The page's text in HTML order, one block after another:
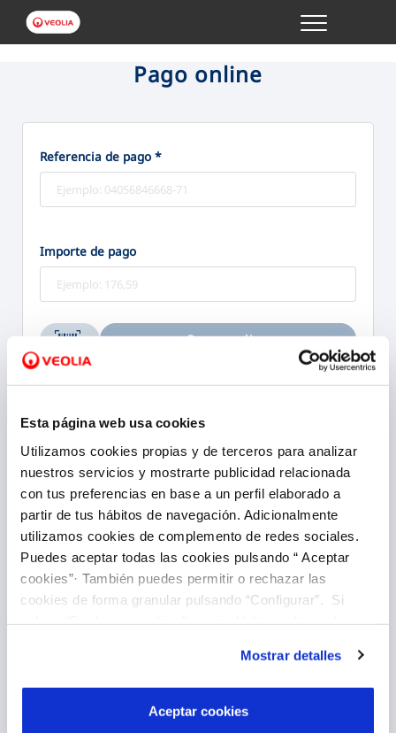
Esta página web usa cookies
Utilizamos cookies propias y de terceros para analizar
nuestros servicios y mostrarte publicidad relacionada
con tus preferencias en base a un perfil elaborado a
partir de tus hábitos de navegación. Adicionalmente
utilizamos cookies de complemento de redes sociales.
Puedes aceptar todas las cookies pulsando “ Aceptar
cookies”· También puedes permitir o rechazar las
cookies de forma granular pulsando “Configurar”. Si
son indispensables para que el sitio web funcione y que
por tanto no se pueden desactivar. Puedes consultar
más información en nuestraPolítica de Cookies
Mostrar detalles
Aceptar cookies
Menu
GESTIONES ONLINE
TU SERVICIO
VER TODAS LAS GESTIONES
TU AGUA
VER TODAS LAS GESTIONES
CONÓCENOS
Pago online
Referencia de pago *
Importe de pago
Pagar online
Aceptamos:
Domicilia tus facturas
También puedes domiciliar tus facturas, es la
manera más fácil de olvidarte de ellas y puedes
hacerlo directamente a través de nuestra área
Domiciliar facturas